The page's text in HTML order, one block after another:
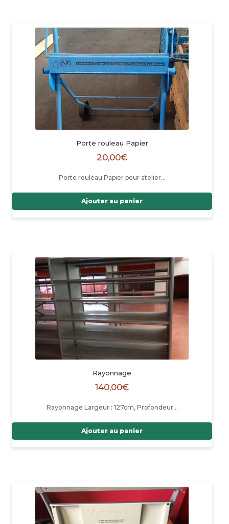
Porte rouleau Papier
20,00€
Porte rouleau Papier pour atelier…
Ajouter au panier
Rayonnage
140,00€
Rayonnage Largeur : 127cm, Profondeur…
Ajouter au panier